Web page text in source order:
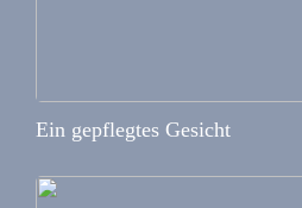
Ein gepflegtes Gesicht